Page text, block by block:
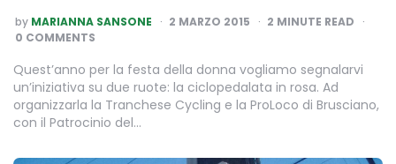
POSTED
BY
by MARIANNA SANSONE 2 MARZO 2015 2 MINUTE READ
0 COMMENTS
Quest’anno per la festa della donna vogliamo segnalarvi
un’iniziativa su due ruote: la ciclopedalata in rosa. Ad
organizzarla la Tranchese Cycling e la ProLoco di Brusciano,
con il Patrocinio del…